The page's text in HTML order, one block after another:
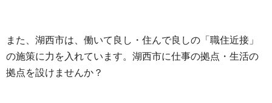
また、湖西市は、働いて良し・住んで良しの「職住近接」
の施策に力を入れています。湖西市に仕事の拠点・生活の
拠点を設けませんか？